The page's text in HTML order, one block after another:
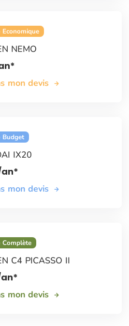
NEMO
mon devis
Budget
IX20
mon devis
Complète
C4 PICASSO II
mon devis